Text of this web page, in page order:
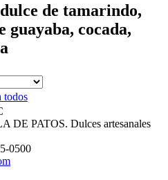
de tamarindo,
guayaba, cocada,
todos
DE PATOS. Dulces artesanales
0500